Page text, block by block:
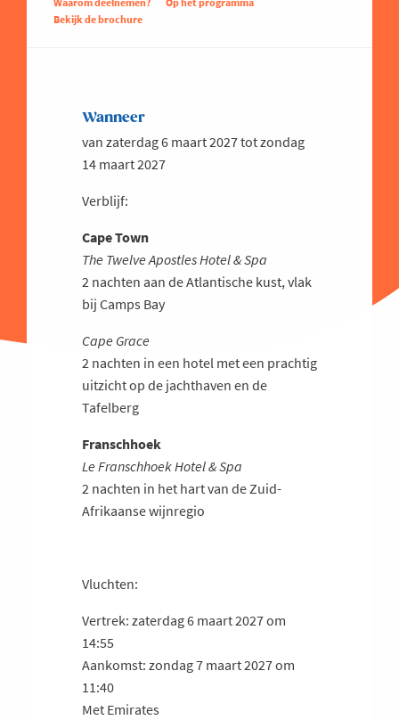
Bekijk de brochure
Wanneer
van zaterdag 6 maart 2027 tot zondag
14 maart 2027
Verblijf:
Cape Town
The Twelve Apostles Hotel & Spa
2 nachten aan de Atlantische kust, vlak
bij Camps Bay
Cape Grace
2 nachten in een hotel met een prachtig
uitzicht op de jachthaven en de
Tafelberg
Franschhoek
Le Franschhoek Hotel & Spa
2 nachten in het hart van de Zuid-
Afrikaanse wijnregio
Vluchten:
Vertrek: zaterdag 6 maart 2027 om
14:55
Aankomst: zondag 7 maart 2027 om
11:40
Met Emirates